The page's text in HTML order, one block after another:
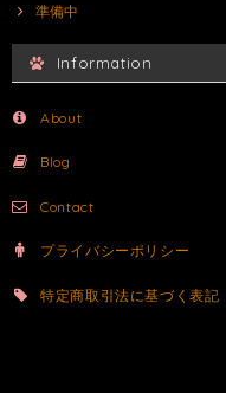
準備中
Information
About
Blog
Contact
プライバシーポリシー
特定商取引法に基づく表記